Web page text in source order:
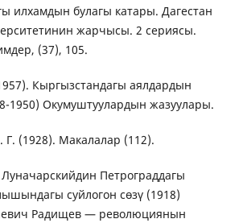
илхамдын булагы катары. Дагестан
жарчысы. 2 сериясы.
(37), 105.
Кыргызстандагы аялдардын
1950) Окумуштуулардын жазуулары.
(1928). Макалалар (112).
Петрограддагы
суйлогон сөзү (1918)
Радищев — революциянын